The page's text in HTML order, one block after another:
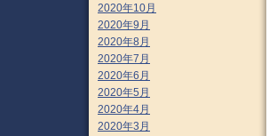
2020年10月
2020年9月
2020年8月
2020年7月
2020年6月
2020年5月
2020年4月
2020年3月